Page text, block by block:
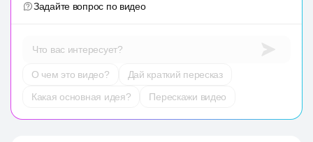
Задайте вопрос по видео
Что вас интересует?
О чем это видео?
Дай краткий пересказ
Какая основная идея?
Перескажи видео